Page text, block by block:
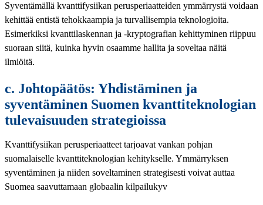
Syventämällä kvanttifysiikan perusperiaatteiden ymmärrystä voidaan
kehittää entistä tehokkaampia ja turvallisempia teknologioita.
Esimerkiksi kvanttilaskennan ja -kryptografian kehittyminen riippuu
suoraan siitä, kuinka hyvin osaamme hallita ja soveltaa näitä
ilmiöitä.
c. Johtopäätös: Yhdistäminen ja
syventäminen Suomen kvanttiteknologian
tulevaisuuden strategioissa
Kvanttifysiikan perusperiaatteet tarjoavat vankan pohjan
suomalaiselle kvanttiteknologian kehitykselle. Ymmärryksen
syventäminen ja niiden soveltaminen strategisesti voivat auttaa
Suomea saavuttamaan globaalin kilpailukyv